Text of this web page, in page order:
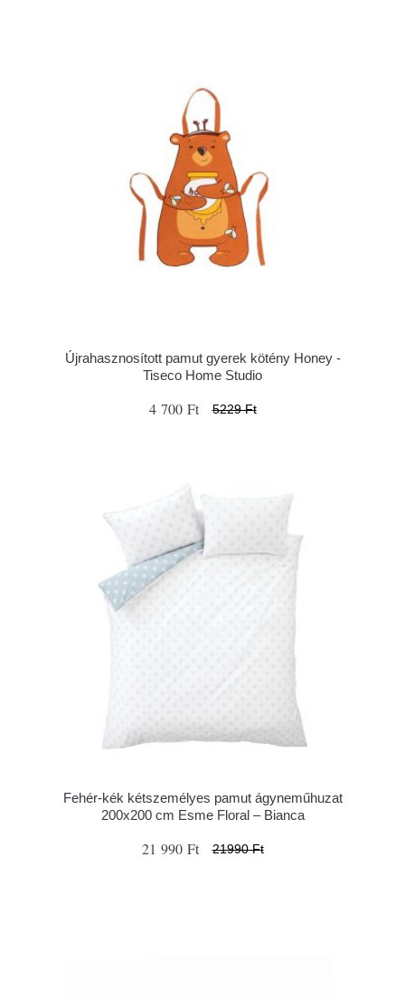
Újrahasznosított pamut gyerek kötény Honey -
Tiseco Home Studio
4 700 Ft 5229 Ft
Fehér-kék kétszemélyes pamut ágyneműhuzat
200x200 cm Esme Floral – Bianca
21 990 Ft 21990 Ft